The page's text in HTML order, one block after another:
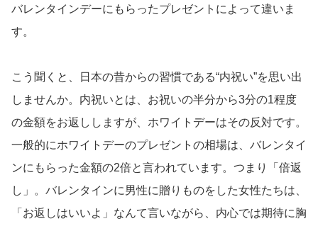
バレンタインデーにもらったプレゼントによって違いま
す。
こう聞くと、日本の昔からの習慣である“内祝い”を思い出
しませんか。内祝いとは、お祝いの半分から3分の1程度
の金額をお返ししますが、ホワイトデーはその反対です。
一般的にホワイトデーのプレゼントの相場は、バレンタイ
ンにもらった金額の2倍と言われています。つまり「倍返
し」。バレンタインに男性に贈りものをした女性たちは、
「お返しはいいよ」なんて言いながら、内心では期待に胸